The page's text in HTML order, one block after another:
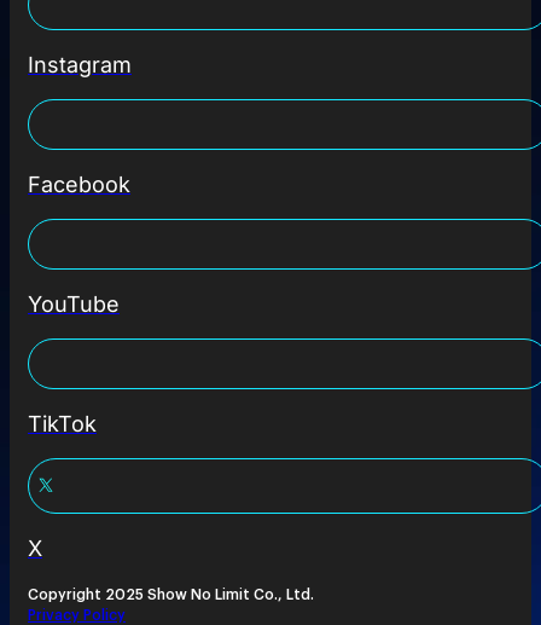
Instagram
Facebook
YouTube
TikTok
X
Copyright 2025 Show No Limit Co., Ltd.
Privacy Policy